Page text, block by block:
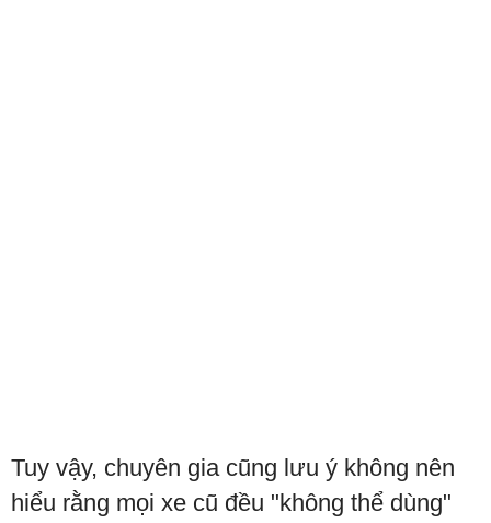
Tuy vậy, chuyên gia cũng lưu ý không nên
hiểu rằng mọi xe cũ đều "không thể dùng"